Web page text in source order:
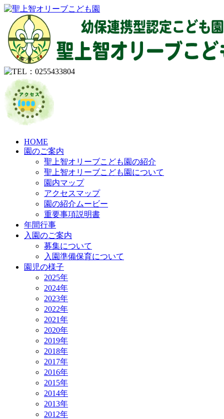
HOME
園のご案内
聖上智オリーブこども園の紹介
聖上智オリーブこども園について
園内マップ
アクセスマップ
園の紹介ムービー
重要事項説明書
年間行事
入園のご案内
募集について
入園準備保育について
園児の様子
2025年
2024年
2023年
2022年
2021年
2020年
2019年
2018年
2017年
2016年
2015年
2014年
2013年
2012年